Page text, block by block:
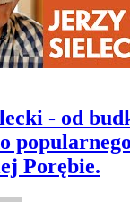
- od
Porębie.